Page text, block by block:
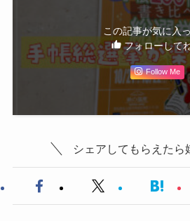
この記事が気に入
フォローして
Follow Me
シェアしてもらえたら